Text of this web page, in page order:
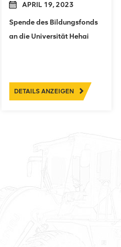
APRIL 19, 2023
Spende des Bildungsfonds
an die Universität Hehai
DETAILS ANZEIGEN